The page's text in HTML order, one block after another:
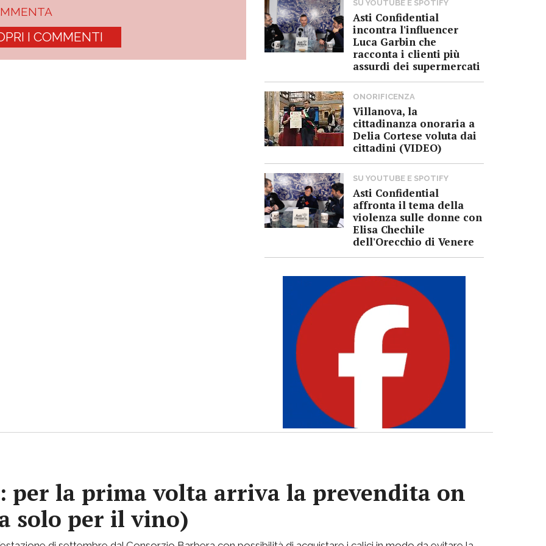
I COMMENTI
SU YOUTUBE E SPOTIFY
Asti Confidential
incontra l'influencer
Luca Garbin che
racconta i clienti più
assurdi dei supermercati
ONORIFICENZA
Villanova, la
cittadinanza onoraria a
Delia Cortese voluta dai
cittadini (VIDEO)
SU YOUTUBE E SPOTIFY
Asti Confidential
affronta il tema della
violenza sulle donne con
Elisa Chechile
dell'Orecchio di Venere
per la prima volta arriva la prevendita on
solo per il vino)